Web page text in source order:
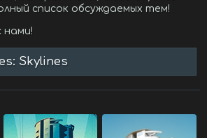
список обсуждаемых тем!
нами!
Skylines